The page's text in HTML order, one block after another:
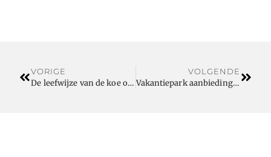
VORIGE
De leefwijze van de koe optimaliseren
VOLGENDE
Vakantiepark aanbiedingen